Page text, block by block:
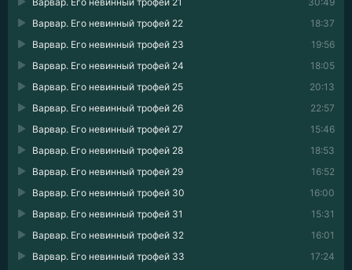
18:37
Варвар. Его невинный трофей 22
19:56
Варвар. Его невинный трофей 23
18:05
Варвар. Его невинный трофей 24
20:13
Варвар. Его невинный трофей 25
22:57
Варвар. Его невинный трофей 26
15:46
Варвар. Его невинный трофей 27
18:53
Варвар. Его невинный трофей 28
16:52
Варвар. Его невинный трофей 29
16:00
Варвар. Его невинный трофей 30
15:31
Варвар. Его невинный трофей 31
16:01
Варвар. Его невинный трофей 32
17:24
Варвар. Его невинный трофей 33